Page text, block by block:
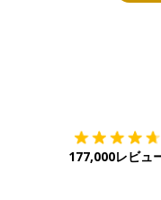
177,000レビュ